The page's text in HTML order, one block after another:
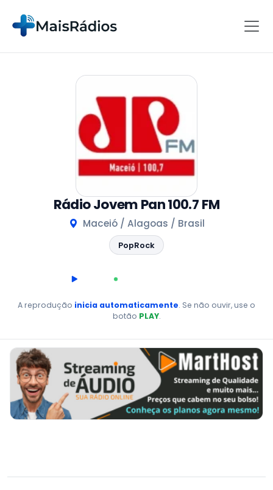
Rádio Jovem Pan 100.7 FM
Maceió / Alagoas / Brasil
PopRock
AO VIVO
A reprodução inicia automaticamente. Se não ouvir, use o
botão PLAY.